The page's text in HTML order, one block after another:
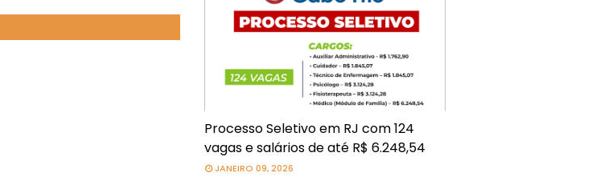
Processo Seletivo em RJ com 124
vagas e salários de até R$ 6.248,54
JANEIRO 09, 2026